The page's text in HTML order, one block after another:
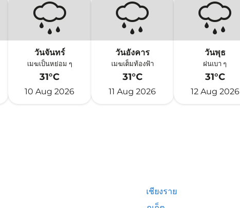
วันจันทร์
เมฆเป็นหย่อม ๆ
31°C
10 Aug 2026
วันอังคาร
เมฆเต็มท้องฟ้า
31°C
11 Aug 2026
วันพุธ
ฝนเบา ๆ
31°C
12 Aug 2026
เชียงราย